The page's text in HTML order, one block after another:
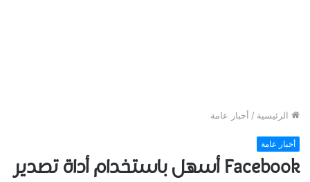
الرئيسية / أخبار عامة
أخبار عامة
Facebook أسهل باستخدام أداة تصدير